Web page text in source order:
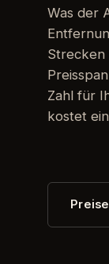
Was der
Strecken
Zahl für
kostet